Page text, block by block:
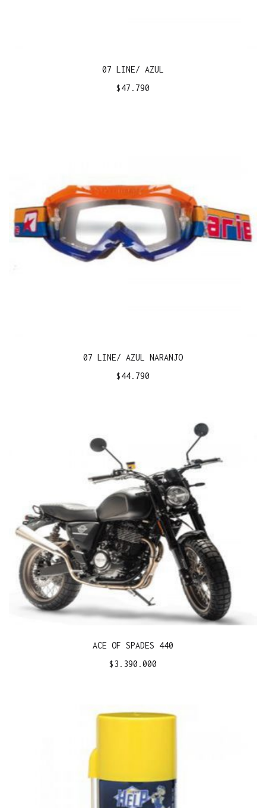
07 LINE/ AZUL
$47.790
07 LINE/ AZUL NARANJO
$44.790
ACE OF SPADES 440
$3.390.000